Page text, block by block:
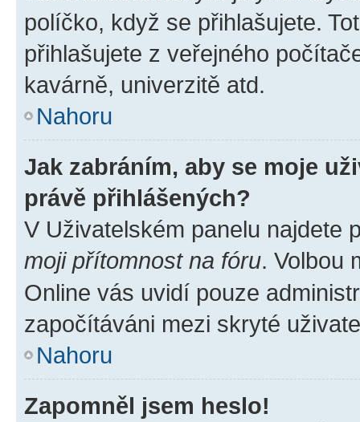
políčko, když se přihlašujete.
přihlašujete z veřejného
kavárně, univerzitě atd.
Nahoru
Jak zabráním, aby se moje
právě přihlášených?
V Uživatelském panelu najdete
moji přítomnost na fóru. Volbou
Online vás uvidí pouze
započítáváni mezi skryté
Nahoru
Zapomněl jsem heslo!